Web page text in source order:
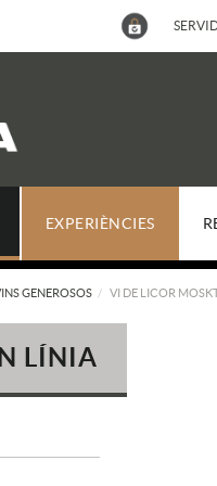
EXPERIÈNCIES
GENEROSOS VI DE LICOR
LÍNIA